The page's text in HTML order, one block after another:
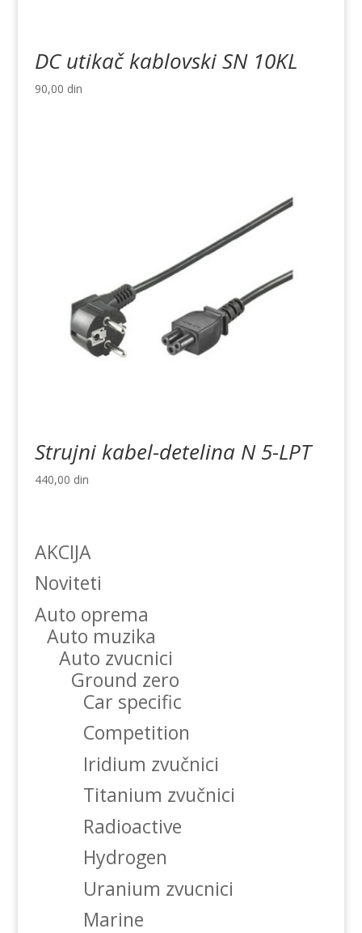
DC utikač kablovski SN 10KL
90,00 din
Strujni kabel-detelina N 5-LPT
440,00 din
AKCIJA
Noviteti
Auto oprema
Auto muzika
Auto zvucnici
Ground zero
Car specific
Competition
Iridium zvučnici
Titanium zvučnici
Radioactive
Hydrogen
Uranium zvucnici
Marine